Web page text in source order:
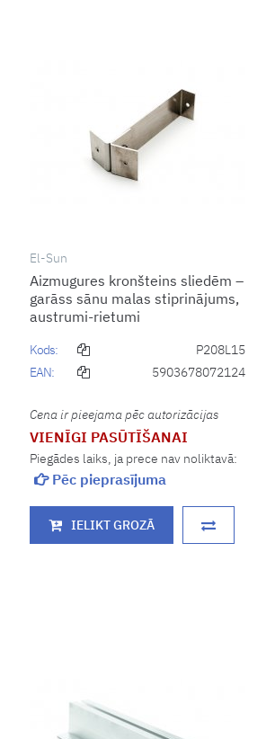
El-Sun
Aizmugures kronšteins sliedēm –
garāss sānu malas stiprinājums,
austrumi-rietumi
Kods:
P208L15
EAN:
5903678072124
Cena ir pieejama pēc autorizācijas
VIENĪGI PASŪTĪŠANAI
Piegādes laiks, ja prece nav noliktavā:
Pēc pieprasījuma
IELIKT GROZĀ